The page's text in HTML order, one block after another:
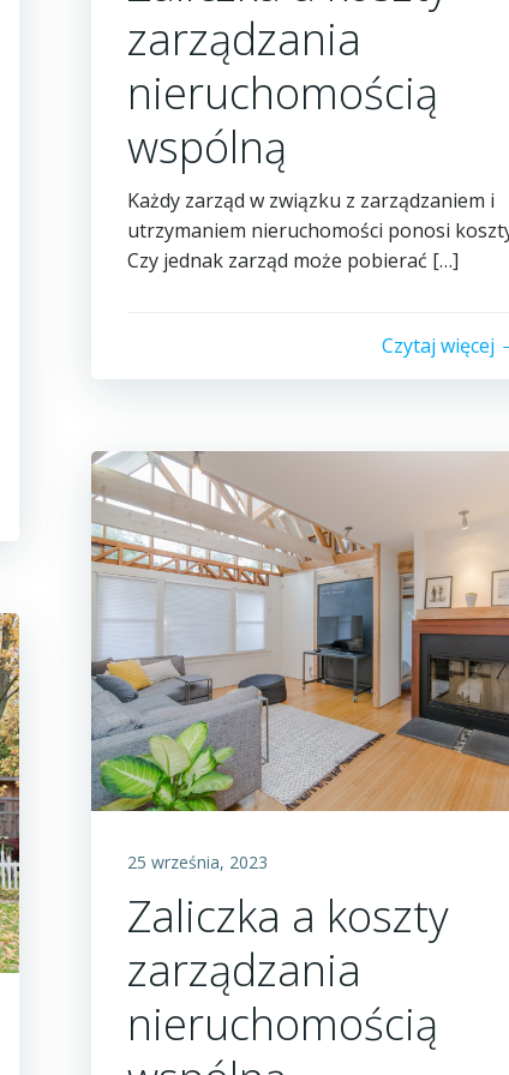
zarządzania
nieruchomością
wspólną
Każdy zarząd w związku z zarządzaniem i
utrzymaniem nieruchomości ponosi
Czy jednak zarząd może pobierać […]
Czytaj więcej
25 września, 2023
Zaliczka a koszty
zarządzania
nieruchomością